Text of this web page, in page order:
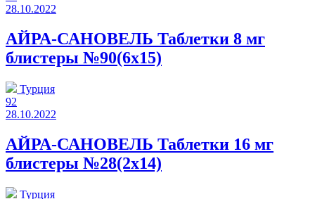
28.10.2022
АЙРА-САНОВЕЛЬ Таблетки 8 мг
блистеры №90(6x15)
Турция
92
28.10.2022
АЙРА-САНОВЕЛЬ Таблетки 16 мг
блистеры №28(2x14)
Турция